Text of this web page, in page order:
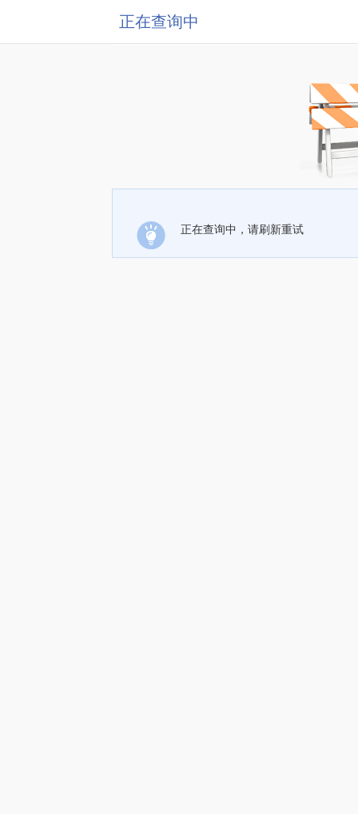
正在查询中
正在查询中，请刷新重试